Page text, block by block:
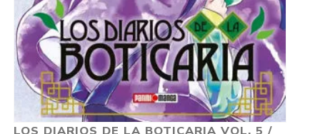
LOS DIARIOS DE LA BOTICARIA VOL. 5 /